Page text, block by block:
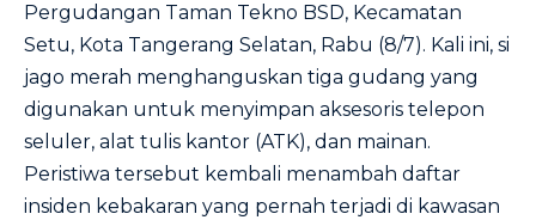
Pergudangan Taman Tekno BSD, Kecamatan
Setu, Kota Tangerang Selatan, Rabu (8/7). Kali ini, si
jago merah menghanguskan tiga gudang yang
digunakan untuk menyimpan aksesoris telepon
seluler, alat tulis kantor (ATK), dan mainan.
Peristiwa tersebut kembali menambah daftar
insiden kebakaran yang pernah terjadi di kawasan